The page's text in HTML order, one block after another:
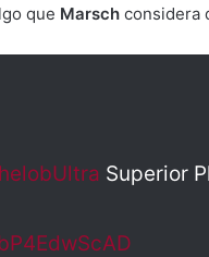
que Marsch considera
Superior